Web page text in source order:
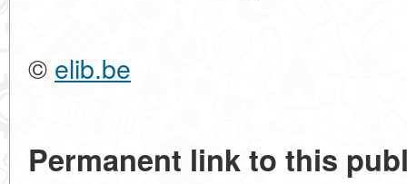
© elib.be
Permanent link to this